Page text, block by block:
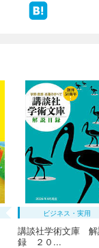
ビジネス・実用
講談社学術文庫 解
録 ２０...